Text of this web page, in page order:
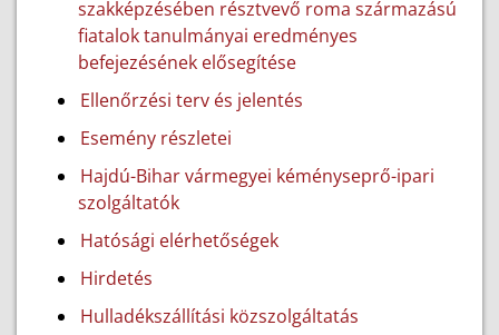
szakképzésében résztvevő roma származású
fiatalok tanulmányai eredményes
befejezésének elősegítése
Ellenőrzési terv és jelentés
Esemény részletei
Hajdú-Bihar vármegyei kéményseprő-ipari
szolgáltatók
Hatósági elérhetőségek
Hirdetés
Hulladékszállítási közszolgáltatás